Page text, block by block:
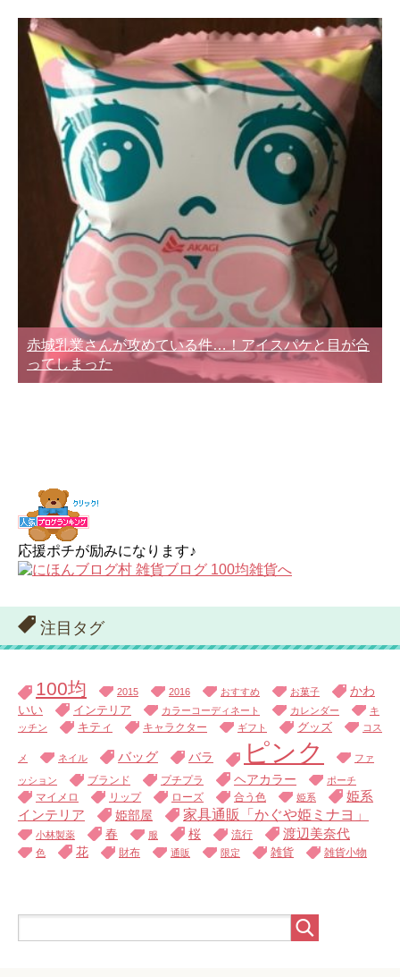
赤城乳業さんが攻めている件…！アイスパケと目が合
ってしまった
応援ポチが励みになります♪
注目タグ
100均 2015 2016 おすすめ お菓子
かわ
いい
インテリア カラーコーディネート カレンダー
キ
ッチン
キティ キャラクター ギフト グッズ コス
メ ネイル バッグ バラ ピンク ファ
ッション ブランド プチプラ ヘアカラー ポーチ
マイメロ リップ ローズ 合う色 姫系
姫系
インテリア
姫部屋 家具通販「かぐや姫ミナヨ」
小林製薬 春 服 桜 流行 渡辺美奈代
色 花 財布 通販 限定 雑貨 雑貨小物